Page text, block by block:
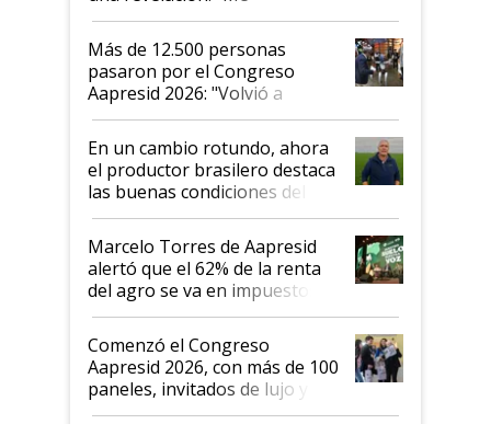
impresionó mucho"
Más de 12.500 personas
pasaron por el Congreso
Aapresid 2026: "Volvió a
demostrar que hablar del
suelo es hablar de todo el
sistema productivo"
En un cambio rotundo, ahora
el productor brasilero destaca
las buenas condiciones del
agro argentino para invertir:
"Los veo más motivados"
Marcelo Torres de Aapresid
alertó que el 62% de la renta
del agro se va en impuestos:
"No es bueno que en
Argentina se sigan discutiendo
las mismas cosas de hace 50
años"
Comenzó el Congreso
Aapresid 2026, con más de 100
paneles, invitados de lujo y
todas las tendencias